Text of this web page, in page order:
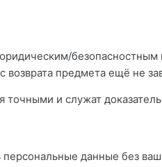
безопасностным
возврата предмета ещё не
и служат
данные без